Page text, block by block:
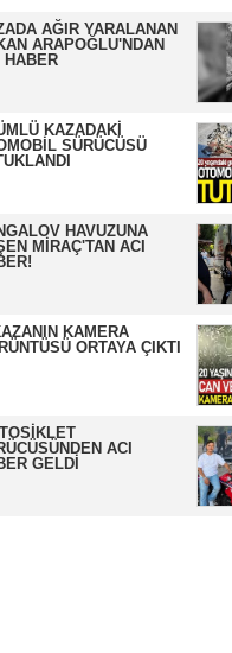
AĞIR YARALANAN
ARAPOĞLU'NDAN
HABER
KAZADAKİ
SÜRÜCÜSÜ
HAVUZUNA
MİRAÇ'TAN ACI
KAMERA
ORTAYA ÇIKTI
ACI
GELDİ